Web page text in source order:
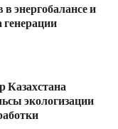
энергобалансе и
генерации
Казахстана
экологизации